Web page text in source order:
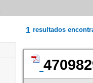
1 resultados